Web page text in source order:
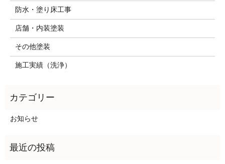
防水・塗り床工事
店舗・内装塗装
その他塗装
施工実績（洗浄）
お知らせ